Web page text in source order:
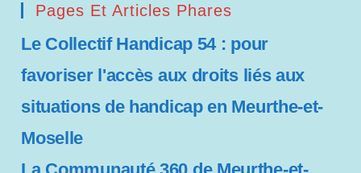
Pages Et Articles Phares
Le Collectif Handicap 54 : pour
favoriser l'accès aux droits liés aux
situations de handicap en Meurthe-et-
Moselle